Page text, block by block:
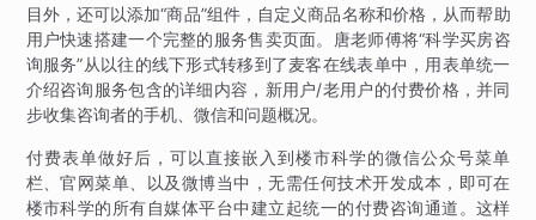
目外，还可以添加“商品”组件，自定义商品名称和价格，从而帮助
用户快速搭建一个完整的服务售卖页面。唐老师傅将“科学买房咨
询服务”从以往的线下形式转移到了麦客在线表单中，用表单统一
介绍咨询服务包含的详细内容，新用户/老用户的付费价格，并同
步收集咨询者的手机、微信和问题概况。
付费表单做好后，可以直接嵌入到楼市科学的微信公众号菜单
栏、官网菜单、以及微博当中，无需任何技术开发成本，即可在
楼市科学的所有自媒体平台中建立起统一的付费咨询通道。这样